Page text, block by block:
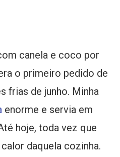
canela e coco por
o primeiro pedido de
frias de junho. Minha
enorme e servia em
hoje, toda vez que
daquela cozinha.